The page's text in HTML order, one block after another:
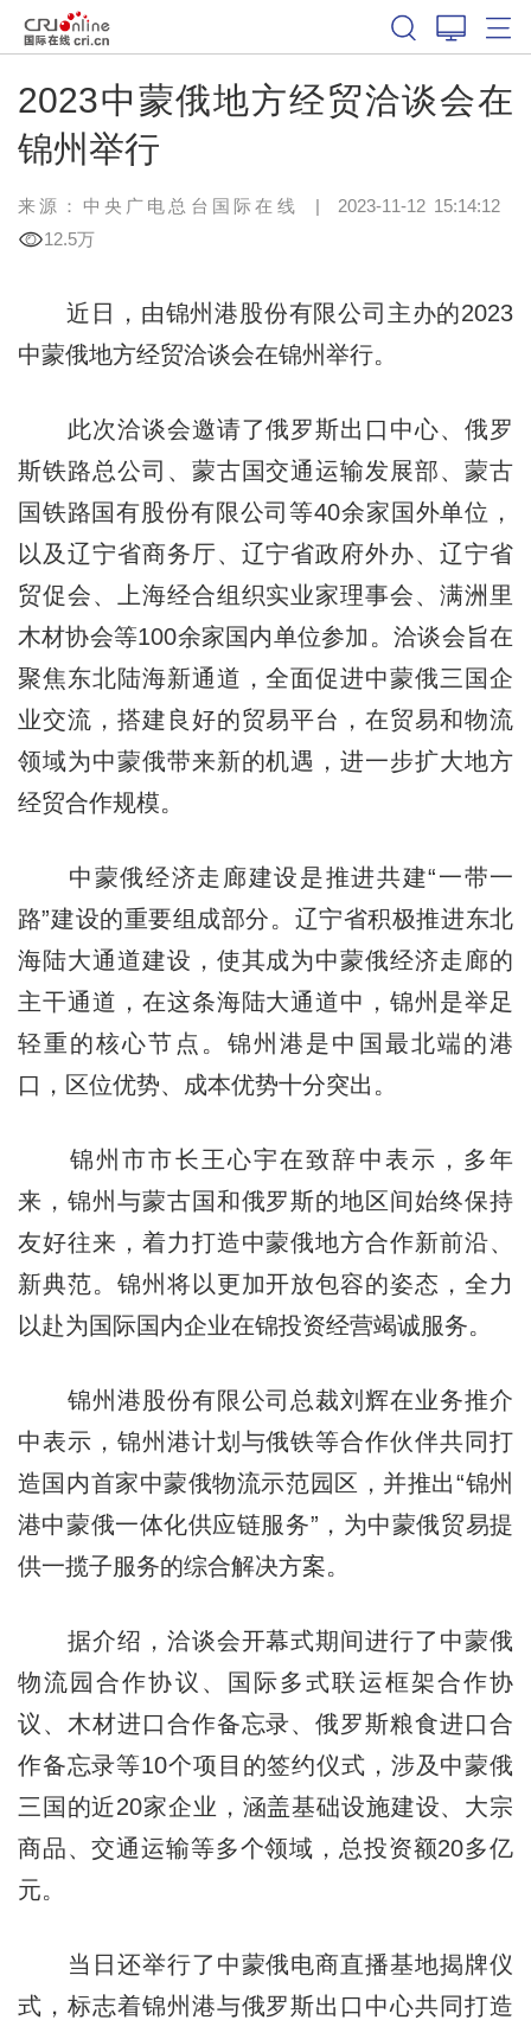
2023中蒙俄地方经贸洽谈会在
锦州举行
来源：中央广电总台国际在线 | 2023-11-12 15:14:12
12.5万
近日，由锦州港股份有限公司主办的2023
中蒙俄地方经贸洽谈会在锦州举行。
此次洽谈会邀请了俄罗斯出口中心、俄罗
斯铁路总公司、蒙古国交通运输发展部、蒙古
国铁路国有股份有限公司等40余家国外单位，
以及辽宁省商务厅、辽宁省政府外办、辽宁省
贸促会、上海经合组织实业家理事会、满洲里
木材协会等100余家国内单位参加。洽谈会旨在
聚焦东北陆海新通道，全面促进中蒙俄三国企
业交流，搭建良好的贸易平台，在贸易和物流
领域为中蒙俄带来新的机遇，进一步扩大地方
经贸合作规模。
中蒙俄经济走廊建设是推进共建“一带一
路”建设的重要组成部分。辽宁省积极推进东北
海陆大通道建设，使其成为中蒙俄经济走廊的
主干通道，在这条海陆大通道中，锦州是举足
轻重的核心节点。锦州港是中国最北端的港
口，区位优势、成本优势十分突出。
锦州市市长王心宇在致辞中表示，多年
来，锦州与蒙古国和俄罗斯的地区间始终保持
友好往来，着力打造中蒙俄地方合作新前沿、
新典范。锦州将以更加开放包容的姿态，全力
以赴为国际国内企业在锦投资经营竭诚服务。
锦州港股份有限公司总裁刘辉在业务推介
中表示，锦州港计划与俄铁等合作伙伴共同打
造国内首家中蒙俄物流示范园区，并推出“锦州
港中蒙俄一体化供应链服务”，为中蒙俄贸易提
供一揽子服务的综合解决方案。
据介绍，洽谈会开幕式期间进行了中蒙俄
物流园合作协议、国际多式联运框架合作协
议、木材进口合作备忘录、俄罗斯粮食进口合
作备忘录等10个项目的签约仪式，涉及中蒙俄
三国的近20家企业，涵盖基础设施建设、大宗
商品、交通运输等多个领域，总投资额20多亿
元。
当日还举行了中蒙俄电商直播基地揭牌仪
式，标志着锦州港与俄罗斯出口中心共同打造